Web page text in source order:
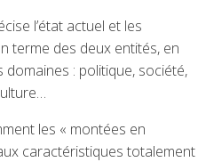
l’état actuel et les
terme des deux entités, en
: politique, société,
les « montées en
caractéristiques totalement